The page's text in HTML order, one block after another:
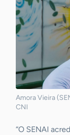
Amora Vieira
CNI
“O SENAI